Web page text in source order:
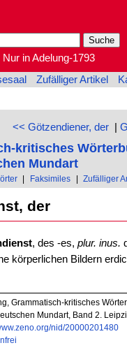
Nur in Adelung-1793
Zufälliger Artikel
<< Götzendiener, der|
kritisches
Mundart
| Faksimiles | Zufälliger
der
, des -es, plur. inus.
körperlichen Bildern
Grammatisch-kritisches
Mundart, Band 2.
nid/20000201480